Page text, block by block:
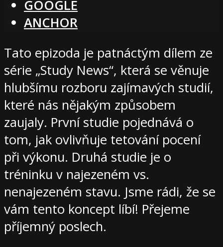
GOOGLE
ANCHOR
Tato epizoda je patnáctým dílem ze
série „Study News“, která se věnuje
hlubšímu rozboru zajímavých studií,
které nás nějakým způsobem
zaujaly. První studie pojednává o
tom, jak ovlivňuje tetování pocení
při výkonu. Druhá studie je o
tréninku v najezeném vs.
nenajezeném stavu. Jsme rádi, že se
vám tento koncept líbí! Přejeme
příjemný poslech.